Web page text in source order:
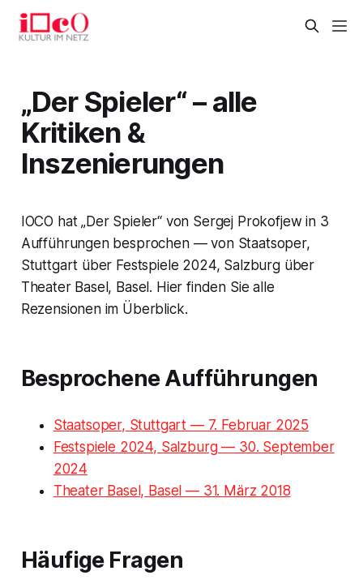
„Der Spieler“ – alle
Kritiken &
Inszenierungen
IOCO hat „Der Spieler“ von Sergej Prokofjew in 3
Aufführungen besprochen — von Staatsoper,
Stuttgart über Festspiele 2024, Salzburg über
Theater Basel, Basel. Hier finden Sie alle
Rezensionen im Überblick.
Besprochene Aufführungen
Staatsoper, Stuttgart — 7. Februar 2025
Festspiele 2024, Salzburg — 30. September
2024
Theater Basel, Basel — 31. März 2018
Häufige Fragen